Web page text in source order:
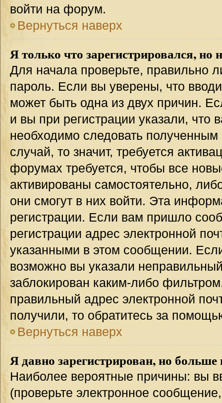
войти на форум.
Вернуться наверх
Я только что зарегистрировался, но
Для начала проверьте, правильно
пароль. Если вы уверены, что
может быть одна из двух причин.
и вы при регистрации указали, что
необходимо следовать
случай, то значит, требуется
форумах требуется, чтобы все
активированы самостоятельно,
они смогут в них войти. Эта
регистрации. Если вам пришло
регистрации адрес электронной
указанными в этом сообщении.
возможно вы указали
заблокирован каким-либо
правильный адрес электронной
получили, то обратитесь за
Вернуться наверх
Я давно зарегистрирован, но
Наиболее вероятные причины: вы
(проверьте электронное